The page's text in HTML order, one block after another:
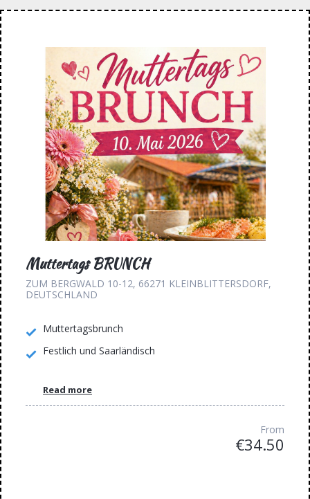
Muttertags BRUNCH
ZUM BERGWALD 10-12, 66271 KLEINBLITTERSDORF,
DEUTSCHLAND
Muttertagsbrunch
Festlich und Saarländisch
Read more
From
€34.50